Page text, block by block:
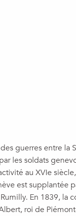
guerres entre la
les soldats
au XVIe
est supplantée
En 1839, la
roi de